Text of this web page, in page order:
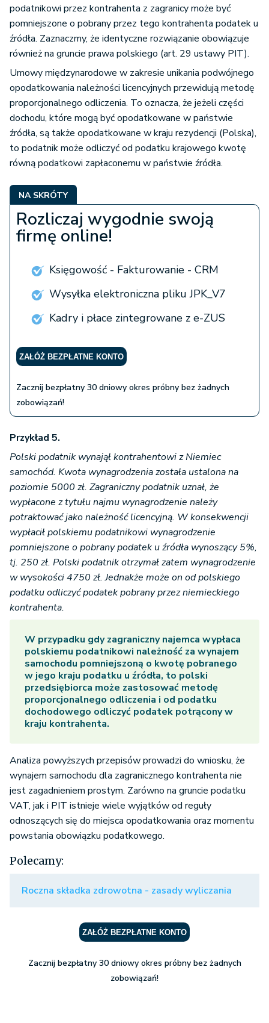
podatnikowi przez kontrahenta z zagranicy może być
pomniejszone o pobrany przez tego kontrahenta podatek u
źródła. Zaznaczmy, że identyczne rozwiązanie obowiązuje
również na gruncie prawa polskiego (art. 29 ustawy PIT).
Umowy międzynarodowe w zakresie unikania podwójnego
opodatkowania należności licencyjnych przewidują metodę
proporcjonalnego odliczenia. To oznacza, że jeżeli części
dochodu, które mogą być opodatkowane w państwie
źródła, są także opodatkowane w kraju rezydencji (Polska),
to podatnik może odliczyć od podatku krajowego kwotę
równą podatkowi zapłaconemu w państwie źródła.
NA SKRÓTY
Rozliczaj wygodnie swoją
firmę online!
Księgowość - Fakturowanie - CRM
Wysyłka elektroniczna pliku JPK_V7
Kadry i płace zintegrowane z e-ZUS
ZAŁÓŻ BEZPŁATNE KONTO
Zacznij bezpłatny 30 dniowy okres próbny bez żadnych
zobowiązań!
Przykład 5.
Polski podatnik wynajął kontrahentowi z Niemiec
samochód. Kwota wynagrodzenia została ustalona na
poziomie 5000 zł. Zagraniczny podatnik uznał, że
wypłacone z tytułu najmu wynagrodzenie należy
potraktować jako należność licencyjną. W konsekwencji
wypłacił polskiemu podatnikowi wynagrodzenie
pomniejszone o pobrany podatek u źródła wynoszący 5%,
tj. 250 zł. Polski podatnik otrzymał zatem wynagrodzenie
w wysokości 4750 zł. Jednakże może on od polskiego
podatku odliczyć podatek pobrany przez niemieckiego
kontrahenta.
W przypadku gdy zagraniczny najemca wypłaca
polskiemu podatnikowi należność za wynajem
samochodu pomniejszoną o kwotę pobranego
w jego kraju podatku u źródła, to polski
przedsiębiorca może zastosować metodę
proporcjonalnego odliczenia i od podatku
dochodowego odliczyć podatek potrącony w
kraju kontrahenta.
Analiza powyższych przepisów prowadzi do wniosku, że
wynajem samochodu dla zagranicznego kontrahenta nie
jest zagadnieniem prostym. Zarówno na gruncie podatku
VAT, jak i PIT istnieje wiele wyjątków od reguły
odnoszących się do miejsca opodatkowania oraz momentu
powstania obowiązku podatkowego.
Polecamy:
Roczna składka zdrowotna - zasady wyliczania
ZAŁÓŻ BEZPŁATNE KONTO
Zacznij bezpłatny 30 dniowy okres próbny bez żadnych
zobowiązań!